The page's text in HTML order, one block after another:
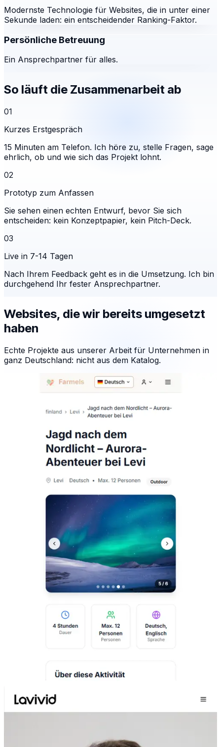
Modernste Technologie für Websites, die in unter einer
Sekunde laden: ein entscheidender Ranking-Faktor.
Persönliche Betreuung
Ein Ansprechpartner für alles.
So läuft die Zusammenarbeit ab
01
Kurzes Erstgespräch
15 Minuten am Telefon. Ich höre zu, stelle Fragen, sage
ehrlich, ob und wie sich das Projekt lohnt.
02
Prototyp zum Anfassen
Sie sehen einen echten Entwurf, bevor Sie sich
entscheiden: kein Konzeptpapier, kein Pitch-Deck.
03
Live in 7-14 Tagen
Nach Ihrem Feedback geht es in die Umsetzung. Ich bin
durchgehend Ihr fester Ansprechpartner.
Websites, die wir bereits umgesetzt
haben
Echte Projekte aus unserer Arbeit für Unternehmen in
ganz Deutschland: nicht aus dem Katalog.